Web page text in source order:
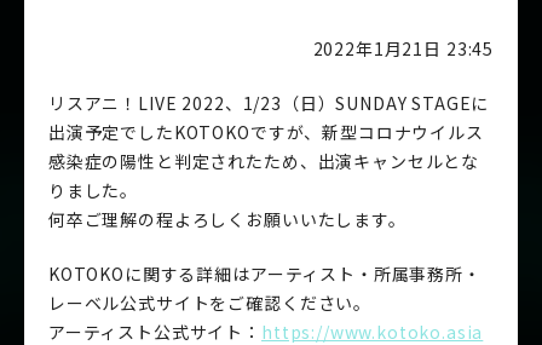
2022年1月21日 23:45
リスアニ！LIVE 2022、1/23（日）SUNDAY STAGEに
出演予定でしたKOTOKOですが、新型コロナウイルス
感染症の陽性と判定されたため、出演キャンセルとな
りました。
何卒ご理解の程よろしくお願いいたします。
KOTOKOに関する詳細はアーティスト・所属事務所・
レーベル公式サイトをご確認ください。
アーティスト公式サイト： https://www.kotoko.asia